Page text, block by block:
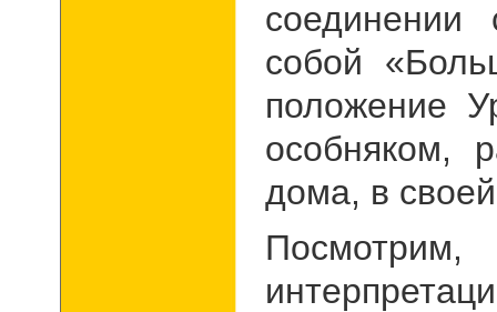
собой
положение
особняком,
дома, в